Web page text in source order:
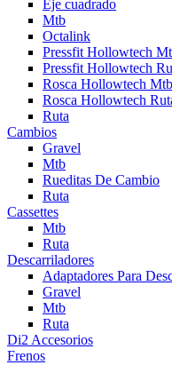
Eje cuadrado
Mtb
Octalink
Pressfit Hollowtech
Pressfit Hollowtech
Rosca Hollowtech Mtb
Rosca Hollowtech
Ruta
Cambios
Gravel
Mtb
Rueditas De Cambio
Ruta
Cassettes
Mtb
Ruta
Descarriladores
Adaptadores Para
Gravel
Mtb
Ruta
Di2 Accesorios
Frenos